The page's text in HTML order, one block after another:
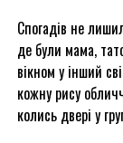
Спогадів не
де були мама,
вікном у інший
кожну рису
колись двері у